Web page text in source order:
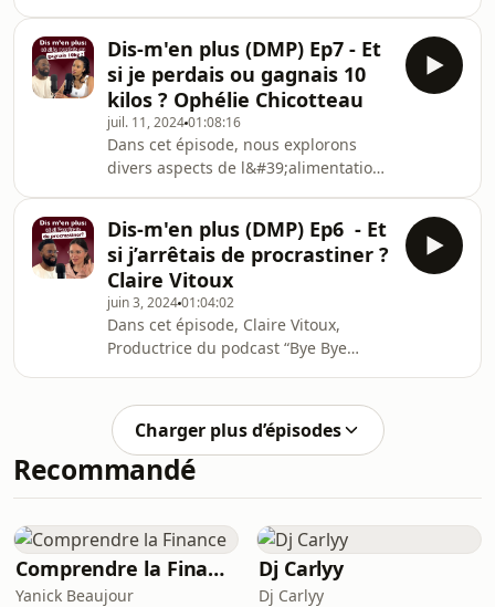
aussi n
leadership et de la motivation aux
côtés de Julien, coach et conférencier.
Explorez comment surmonter les
obstacles grâce à la persévérance.
Julien partage son parcours inspirant,
marqué par des rencontres avec des
personnalités du milieu sportif, et
révèle
Dis-m'en plus (DMP) Ep7 - Et
si je perdais ou gagnais 10
kilos ? Ophélie Chicotteau
juil. 11, 202401:08:16
Dans cet épisode, nous explorons
divers aspects de l&#39;alimentation
diététicienne holistique. Nous
discutons de : - des conseils pour une
routine alimentaire saine - des
régimes restrictifs - de rééquilibrage
alimentaires - les habitudes
alimentaires en couple vs célibataire -
des cures alimentaires, et des
recettes holistiques - et d
Dis-m'en plus (DMP) Ep6 - Et
si j’arrêtais de procrastiner ?
Claire Vitoux
juin 3, 202401:04:02
Dans cet épisode, Claire Vitoux,
Productrice du podcast “Bye Bye
gérante de sa société The minimal
Plan pour son activité principale en
tant que coach en organisation,
gestion du temps, productivité et
partage ses connaissances pour
comprendre la procrastination et
nous donne quelques mét
Charger plus d’épisodes
Recommandé
Comprendre la Finance
Yanick Beaujour
Dj Carlyy
Dj Carlyy